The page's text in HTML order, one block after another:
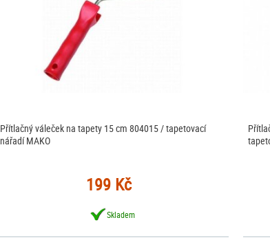
Přítlačný váleček na tapety 15 cm 804015 / tapetovací
nářadí MAKO
199 Kč
Skladem